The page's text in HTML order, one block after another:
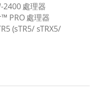
2400 處理器
PRO 處理器
(sTR5/ sTRX5/